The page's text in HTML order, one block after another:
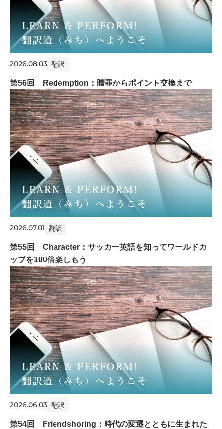
2026.08.03 翻訳
第56回 Redemption：贖罪からポイント交換まで
2026.07.01 翻訳
第55回 Character：サッカー英語を知ってワールドカ
ップを100倍楽しもう
2026.06.03 翻訳
第54回 Friendshoring：時代の変遷とともに生まれた